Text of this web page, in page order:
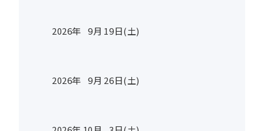
2026年 9月 19日(土)
2026年 9月 26日(土)